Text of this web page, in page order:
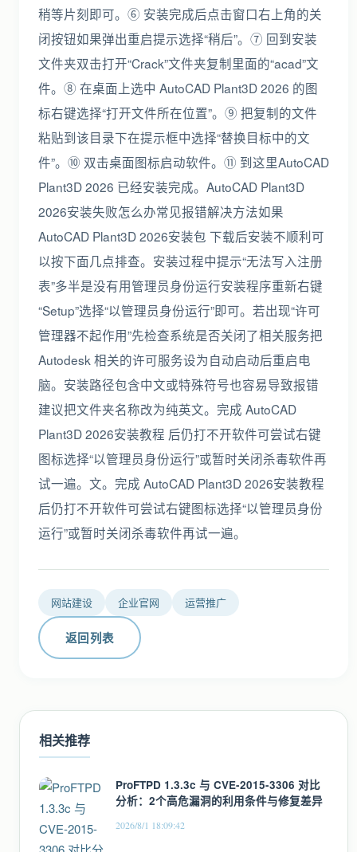
稍等片刻即可。⑥ 安装完成后点击窗口右上角的关
闭按钮如果弹出重启提示选择“稍后”。⑦ 回到安装
文件夹双击打开“Crack”文件夹复制里面的“acad”文
件。⑧ 在桌面上选中 AutoCAD Plant3D 2026 的图
标右键选择“打开文件所在位置”。⑨ 把复制的文件
粘贴到该目录下在提示框中选择“替换目标中的文
件”。⑩ 双击桌面图标启动软件。⑪ 到这里AutoCAD
Plant3D 2026 已经安装完成。AutoCAD Plant3D
2026安装失败怎么办常见报错解决方法如果
AutoCAD Plant3D 2026安装包 下载后安装不顺利可
以按下面几点排查。安装过程中提示“无法写入注册
表”多半是没有用管理员身份运行安装程序重新右键
“Setup”选择“以管理员身份运行”即可。若出现“许可
管理器不起作用”先检查系统是否关闭了相关服务把
Autodesk 相关的许可服务设为自动启动后重启电
脑。安装路径包含中文或特殊符号也容易导致报错
建议把文件夹名称改为纯英文。完成 AutoCAD
Plant3D 2026安装教程 后仍打不开软件可尝试右键
图标选择“以管理员身份运行”或暂时关闭杀毒软件再
试一遍。文。完成 AutoCAD Plant3D 2026安装教程
后仍打不开软件可尝试右键图标选择“以管理员身份
运行”或暂时关闭杀毒软件再试一遍。
网站建设 企业官网 运营推广
返回列表
相关推荐
ProFTPD 1.3.3c 与 CVE-2015-3306 对比
分析：2个高危漏洞的利用条件与修复差异
2026/8/1 18:09:42